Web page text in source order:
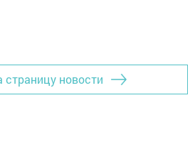
страницу новости